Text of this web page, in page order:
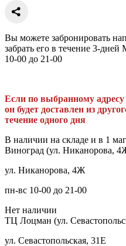
Вы можете забронировать
забрать его в течение 3-
10-00 до 21-00
Если по выбранному
он будет доставлен из
течение одного дня
В наличии на складе и в 1
Виноград (ул. Никанорова,
ул. Никанорова, 4Ж
пн-вс 10-00 до 21-00
Нет наличии
ТЦ Лоцман (ул.
ул. Севастопольская, 31Е